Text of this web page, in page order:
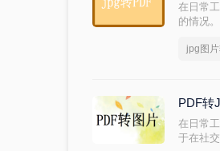
在日常
的情况
非常实
jpg图
PDF转
在日常
于在社